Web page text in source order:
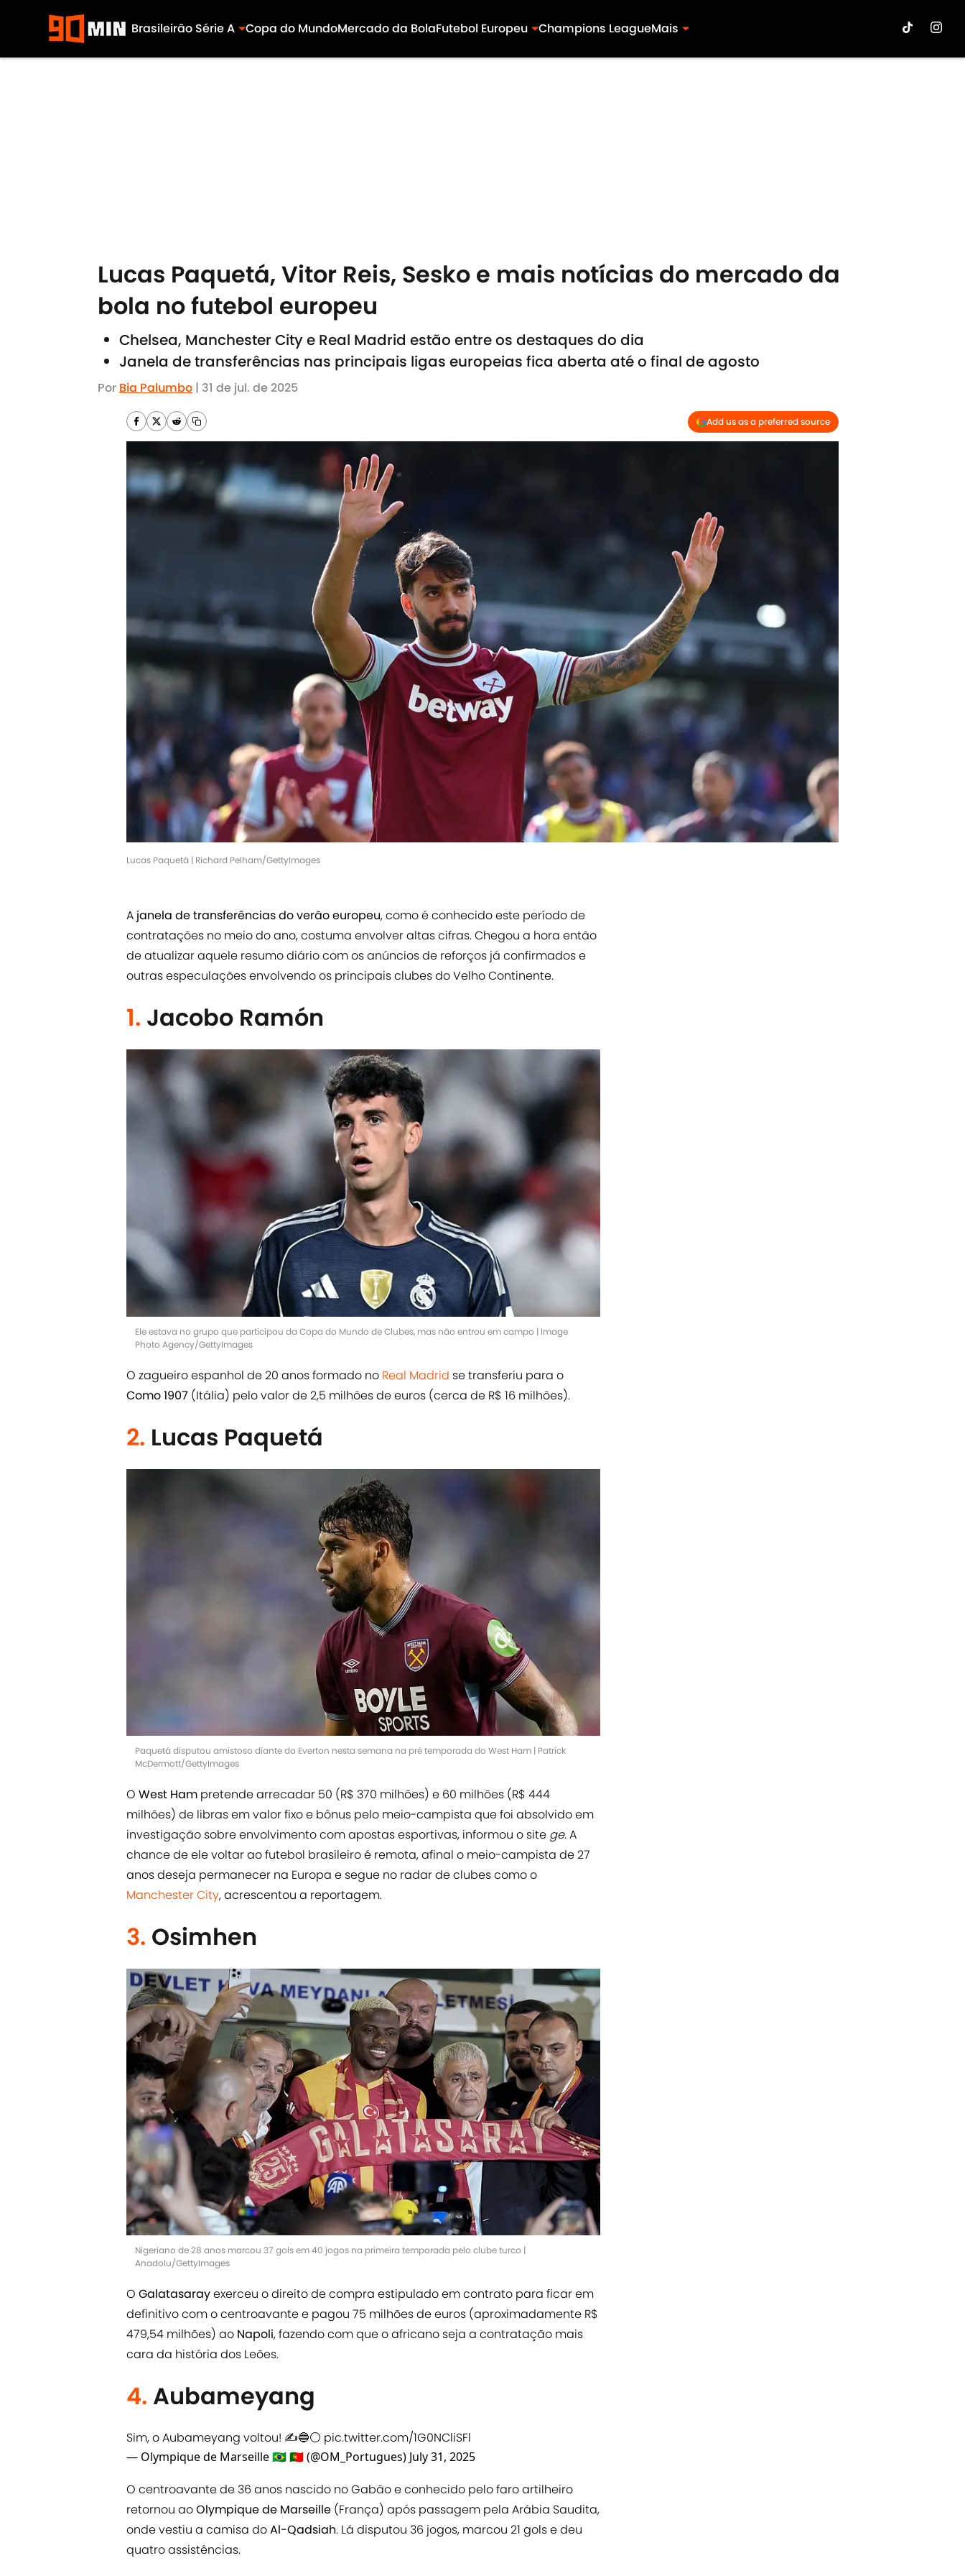
Brasileirão Série A Copa do MundoMercado da BolaFutebol Europeu Champions LeagueMais
Lucas Paquetá, Vitor Reis, Sesko e mais notícias do mercado da
bola no futebol europeu
Chelsea, Manchester City e Real Madrid estão entre os destaques do dia
Janela de transferências nas principais ligas europeias fica aberta até o final de agosto
Por Bia Palumbo | 31 de jul. de 2025
Add us as a preferred source
Lucas Paquetá | Richard Pelham/GettyImages
A janela de transferências do verão europeu, como é conhecido este período de
contratações no meio do ano, costuma envolver altas cifras. Chegou a hora então
de atualizar aquele resumo diário com os anúncios de reforços já confirmados e
outras especulações envolvendo os principais clubes do Velho Continente.
1. Jacobo Ramón
Ele estava no grupo que participou da Copa do Mundo de Clubes, mas não entrou em campo | Image
Photo Agency/GettyImages
O zagueiro espanhol de 20 anos formado no Real Madrid se transferiu para o
Como 1907 (Itália) pelo valor de 2,5 milhões de euros (cerca de R$ 16 milhões).
2. Lucas Paquetá
Paquetá disputou amistoso diante do Everton nesta semana na pré temporada do West Ham | Patrick
McDermott/GettyImages
O West Ham pretende arrecadar 50 (R$ 370 milhões) e 60 milhões (R$ 444
milhões) de libras em valor fixo e bônus pelo meio-campista que foi absolvido em
investigação sobre envolvimento com apostas esportivas, informou o site ge. A
chance de ele voltar ao futebol brasileiro é remota, afinal o meio-campista de 27
anos deseja permanecer na Europa e segue no radar de clubes como o
Manchester City, acrescentou a reportagem.
3. Osimhen
Nigeriano de 28 anos marcou 37 gols em 40 jogos na primeira temporada pelo clube turco |
Anadolu/GettyImages
O Galatasarayexerceu o direito de compra estipulado em contrato para ficar em
definitivo com o centroavante e pagou 75 milhões de euros (aproximadamente R$
479,54 milhões) ao Napoli, fazendo com que o africano seja a contratação mais
cara da história dos Leões.
4. Aubameyang
Sim, o Aubameyang voltou! ✍️🔵⚪️ pic.twitter.com/1G0NCliSFl
— Olympique de Marseille 🇧🇷 🇵🇹 (@OM_Portugues) July 31, 2025
O centroavante de 36 anos nascido no Gabão e conhecido pelo faro artilheiro
retornou aoOlympique de Marseille (França) após passagem pela Arábia Saudita,
onde vestiu a camisa doAl-Qadsiah. Lá disputou 36 jogos, marcou 21 gols e deu
quatro assistências.